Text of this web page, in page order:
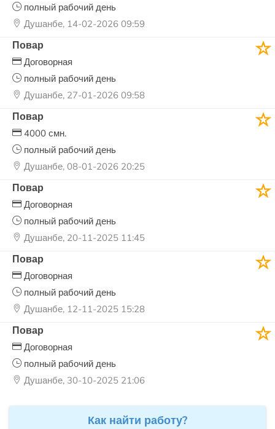
полный рабочий день
Душанбе, 14-02-2026 09:59
Повар
Договорная
полный рабочий день
Душанбе, 27-01-2026 09:58
Повар
4000 смн.
полный рабочий день
Душанбе, 08-01-2026 20:25
Повар
Договорная
полный рабочий день
Душанбе, 20-11-2025 11:45
Повар
Договорная
полный рабочий день
Душанбе, 12-11-2025 15:28
Повар
Договорная
полный рабочий день
Душанбе, 30-10-2025 21:06
Как найти работу?